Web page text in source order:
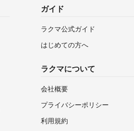
ガイド
ラクマ公式ガイド
はじめての方へ
ラクマについて
会社概要
プライバシーポリシー
利用規約